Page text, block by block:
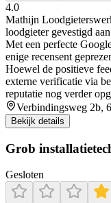
4.0
Mathijn
loodgieter gevestigd
Met een perfecte
enige recensent
Hoewel de positieve
externe verificatie via
reputatie nog verder
Verbindingsweg 2b,
Bekijk details
Grob
Gesloten